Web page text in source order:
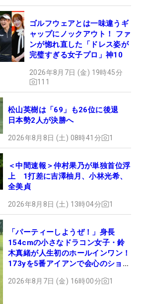
ゴルフウェアとは一味違うギ
ャップにノックアウト！ ファ
ンが惚れ直した「ドレス姿が
完璧すぎる女子プロ」神10
2026年8月7日 (金) 19時45分
111
松山英樹は「69」も26位に後退
日本勢2人が決勝へ
2026年8月8日 (土) 08時41分 1
＜中間速報＞仲村果乃が単独首位浮
上 1打差に吉澤柚月、小林光希、
全美貞
2026年8月8日 (土) 13時04分 1
「パーティーしようぜ！」身長
154cmの小さなドラコン女子・鈴
木真緒が人生初のホールインワン！
173yを5番アイアンで会心のショッ
2026年8月7日 (金) 16時00分 1